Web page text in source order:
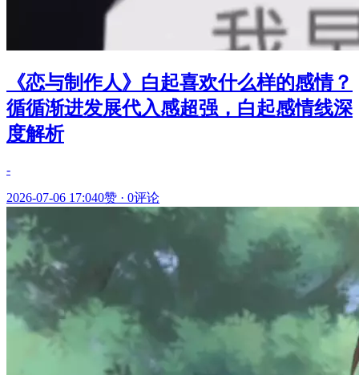
《恋与制作人》白起喜欢什么样的感情？
循循渐进发展代入感超强，白起感情线深
度解析
-
2026-07-06 17:040赞 · 0评论